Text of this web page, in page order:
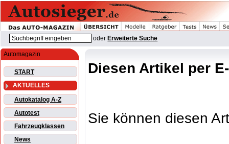
oder Erweiterte Suche
Automagazin
START
AKTUELLES
Autokatalog A-Z
Autotest
Fahrzeugklassen
News
Diesen Artikel per
Sie können diesen